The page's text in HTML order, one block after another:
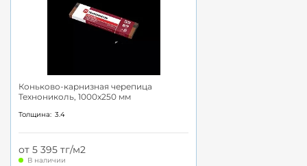
Коньково-карнизная черепица
Технониколь, 1000х250 мм
Толщина: 3.4
от 5 395 тг/м2
В наличии